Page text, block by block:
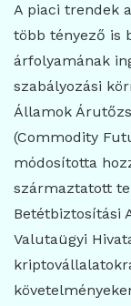
A piaci trendek
több tényező is
árfolyamának
szabályozási
Államok
(Commodity
módosította
származtatott
Betétbiztosítási
Valutaügyi